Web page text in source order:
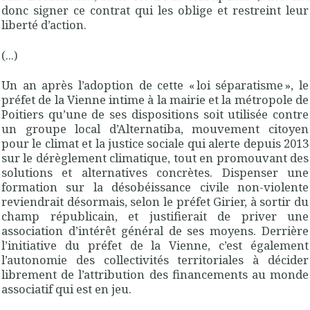
donc signer ce contrat qui les oblige et restreint leur
liberté d’action.
(...)
Un an après l’adoption de cette « loi séparatisme », le
préfet de la Vienne intime à la mairie et la métropole de
Poitiers qu’une de ses dispositions soit utilisée contre
un groupe local d’Alternatiba, mouvement citoyen
pour le climat et la justice sociale qui alerte depuis 2013
sur le dérèglement climatique, tout en promouvant des
solutions et alternatives concrètes. Dispenser une
formation sur la désobéissance civile non-violente
reviendrait désormais, selon le préfet Girier, à sortir du
champ républicain, et justifierait de priver une
association d’intérêt général de ses moyens. Derrière
l’initiative du préfet de la Vienne, c’est également
l’autonomie des collectivités territoriales à décider
librement de l’attribution des financements au monde
associatif qui est en jeu.